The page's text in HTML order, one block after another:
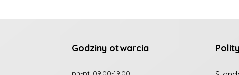
Godziny otwarcia